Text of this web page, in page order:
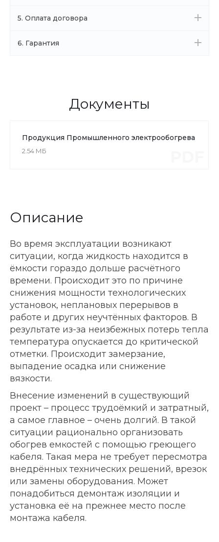
5. Оплата договора
6. Гарантия
Документы
Продукция Промышленного электрообогрева
2.54 МБ
Описание
Во время эксплуатации возникают
ситуации, когда жидкость находится в
ёмкости гораздо дольше расчётного
времени. Происходит это по причине
снижения мощности технологических
установок, неплановых перерывов в
работе и других неучтённых факторов. В
результате из-за неизбежных потерь тепла
температура опускается до критической
отметки. Происходит замерзание,
выпадение осадка или снижение
вязкости.
Внесение изменений в существующий
проект – процесс трудоёмкий и затратный,
а самое главное – очень долгий. В такой
ситуации рационально организовать
обогрев емкостей с помощью греющего
кабеля. Такая мера не требует пересмотра
внедрённых технических решений, врезок
или замены оборудования. Может
понадобиться демонтаж изоляции и
установка её на прежнее место после
монтажа кабеля.